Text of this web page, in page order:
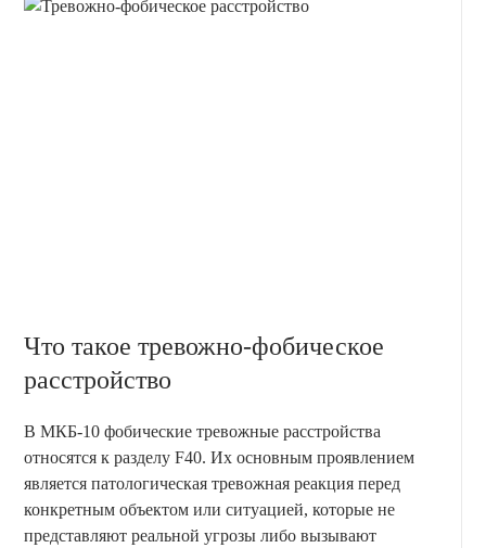
Что такое тревожно-фобическое
расстройство
В МКБ-10 фобические тревожные расстройства
относятся к разделу F40. Их основным проявлением
является патологическая тревожная реакция перед
конкретным объектом или ситуацией, которые не
представляют реальной угрозы либо вызывают